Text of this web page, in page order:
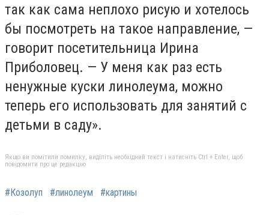
так как сама неплохо рисую и хотелось
бы посмотреть на такое направление, —
говорит посетительница Ирина
Приболовец. — У меня как раз есть
ненужные куски линолеума, можно
теперь его использовать для занятий с
детьми в саду».
Якщо ви помітили помилку, виділіть необхідний текст і натисніть Ctrl + Enter, щоб
повідомити про це редакцію
#Козолуп #линолеум #картины